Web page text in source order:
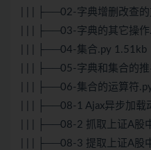
| | | ├──02-字典增删改查
| | | ├──03-字典的其它操
| | | ├──04-集合.py 1.51kb
| | | ├──05-字典和集合的
| | | ├──06-集合的运算符
| | | ├──08-1 Ajax异步加载
| | | ├──08-2 抓取上证A股
| | | ├──08-3 提取上证A股